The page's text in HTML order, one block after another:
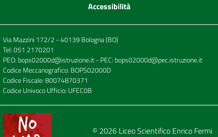
Accessibilità
Via Mazzini 172/2 - 40139 Bologna (BO)
Tel:051 2170201
PEO: bops02000d@istruzione.it- PEC: bops02000d@pec.istruzione.it
Codice Meccanografico: BOPS02000D
Codice Fiscale: 80074870371
Codice Univoco Ufficio: UFEC0B
© 2026 Liceo Scientifico Enrico Fermi